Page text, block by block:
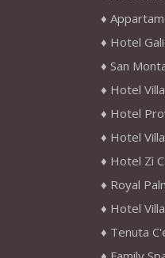
Hotel
San
Hotel
Hotel
Hotel
Hotel Zì
Royal
Hotel
Tenuta